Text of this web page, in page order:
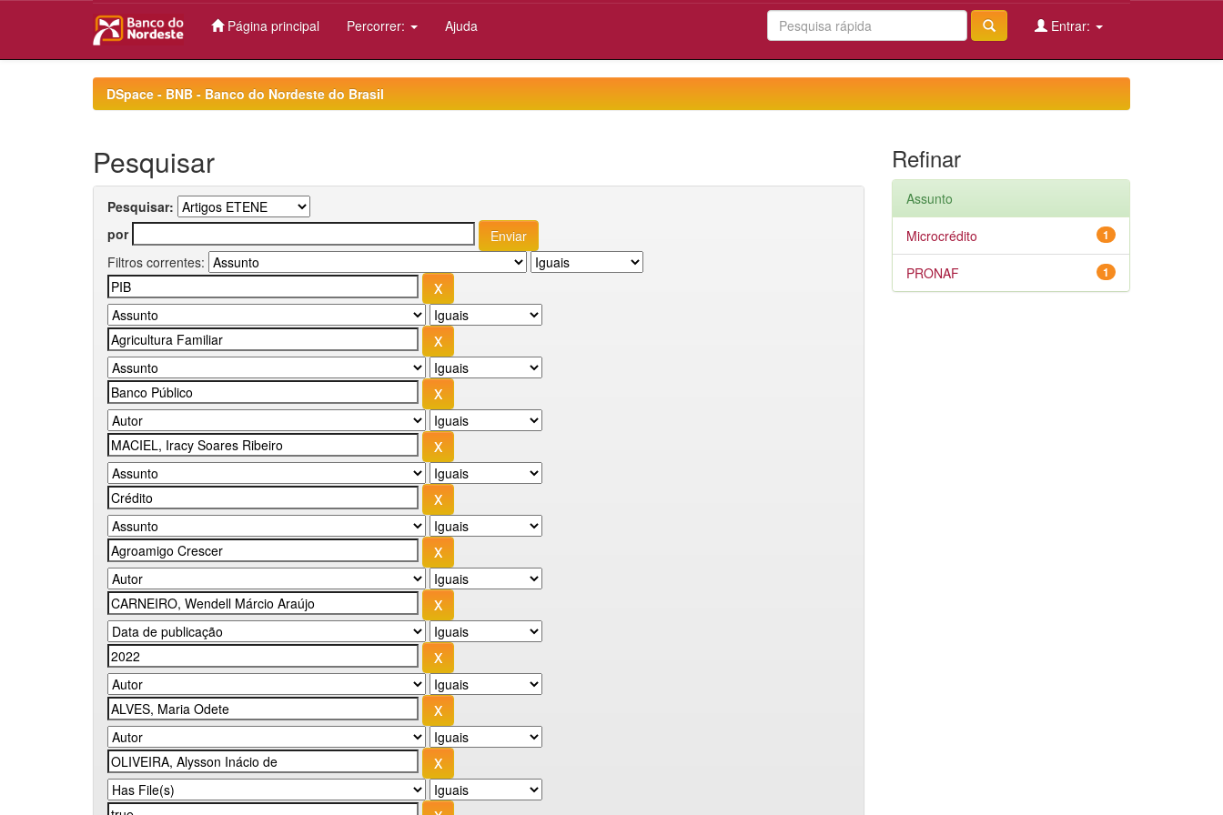
Página principal Percorrer: Ajuda Entrar:
DSpace - BNB - Banco do Nordeste do Brasil
Pesquisar
Pesquisar:
por
Filtros correntes:
Refinar
Assunto
1
Microcrédito
1
PRONAF